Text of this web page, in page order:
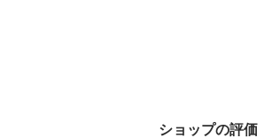
ショップの評価